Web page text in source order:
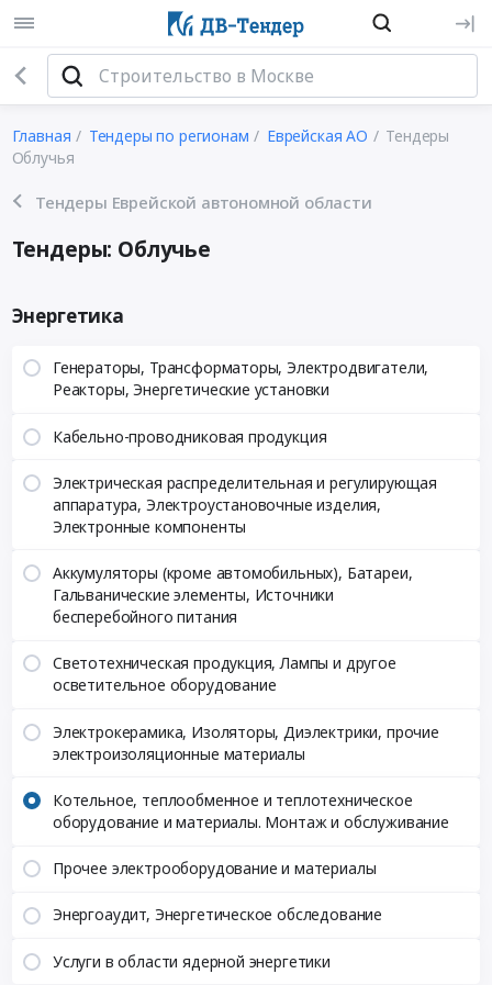
Главная Тендеры по регионам Еврейская АО
Тендеры
Облучья
Тендеры Еврейской автономной области
Тендеры: Облучье
Энергетика
Генераторы, Трансформаторы, Электродвигатели,
Реакторы, Энергетические установки
Кабельно-проводниковая продукция
Электрическая распределительная и регулирующая
аппаратура, Электроустановочные изделия,
Электронные компоненты
Аккумуляторы (кроме автомобильных), Батареи,
Гальванические элементы, Источники
бесперебойного питания
Светотехническая продукция, Лампы и другое
осветительное оборудование
Электрокерамика, Изоляторы, Диэлектрики, прочие
электроизоляционные материалы
Котельное, теплообменное и теплотехническое
оборудование и материалы. Монтаж и обслуживание
Прочее электрооборудование и материалы
Энергоаудит, Энергетическое обследование
Услуги в области ядерной энергетики